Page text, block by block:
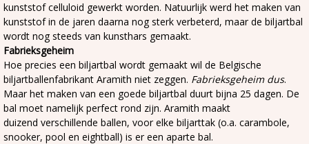
kunststof celluloid gewerkt worden. Natuurlijk werd het maken van
kunststof in de jaren daarna nog sterk verbeterd, maar de biljartbal
wordt nog steeds van kunsthars gemaakt.
Fabrieksgeheim
Hoe precies een biljartbal wordt gemaakt wil de Belgische
biljartballenfabrikant Aramith niet zeggen. Fabrieksgeheim dus.
Maar het maken van een goede biljartbal duurt bijna 25 dagen. De
bal moet namelijk perfect rond zijn. Aramith maakt
duizend verschillende ballen, voor elke biljarttak (o.a. carambole,
snooker, pool en eightball) is er een aparte bal.